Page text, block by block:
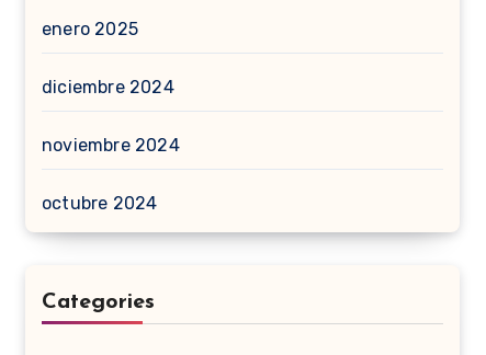
enero 2025
diciembre 2024
noviembre 2024
octubre 2024
Categories